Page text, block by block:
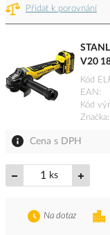
Přidat k porovnání
V20
Kód
EAN
Kód
Značka
Cena s DPH
ks
Na dotaz